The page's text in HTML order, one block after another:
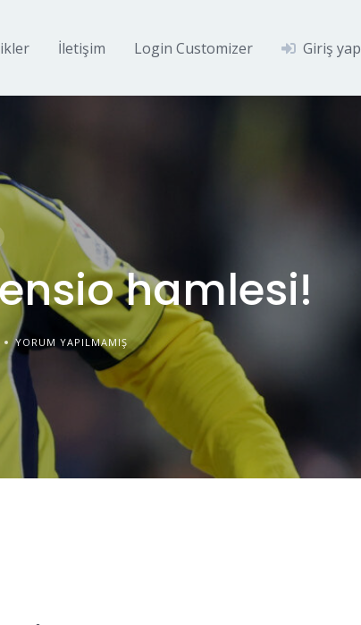
İletişim Login Customizer Giriş yap
hamlesi!
YORUM YAPILMAMIŞ